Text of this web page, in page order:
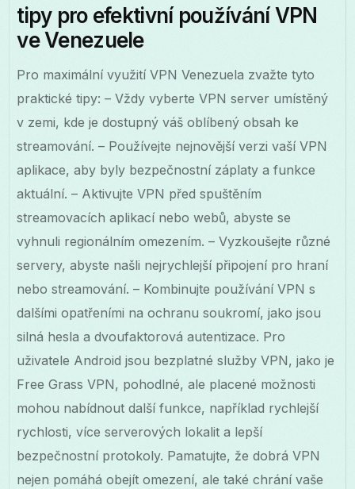
tipy pro efektivní používání VPN
ve Venezuele
Pro maximální využití VPN Venezuela zvažte tyto
praktické tipy: – Vždy vyberte VPN server umístěný
v zemi, kde je dostupný váš oblíbený obsah ke
streamování. – Používejte nejnovější verzi vaší VPN
aplikace, aby byly bezpečnostní záplaty a funkce
aktuální. – Aktivujte VPN před spuštěním
streamovacích aplikací nebo webů, abyste se
vyhnuli regionálním omezením. – Vyzkoušejte různé
servery, abyste našli nejrychlejší připojení pro hraní
nebo streamování. – Kombinujte používání VPN s
dalšími opatřeními na ochranu soukromí, jako jsou
silná hesla a dvoufaktorová autentizace. Pro
uživatele Android jsou bezplatné služby VPN, jako je
Free Grass VPN, pohodlné, ale placené možnosti
mohou nabídnout další funkce, například rychlejší
rychlosti, více serverových lokalit a lepší
bezpečnostní protokoly. Pamatujte, že dobrá VPN
nejen pomáhá obejít omezení, ale také chrání vaše